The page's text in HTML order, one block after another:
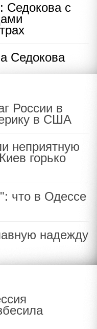
Седокова с
Седокова
России в
в США
неприятную
горько
что в Одессе
надежду